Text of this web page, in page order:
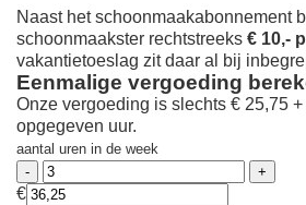
Naast het schoonmaakabonnement
schoonmaakster rechtstreeks € 10,-
vakantietoeslag zit daar al bij
Eenmalige vergoeding
Onze vergoeding is slechts € 25,75
opgegeven uur.
aantal uren in de week
€